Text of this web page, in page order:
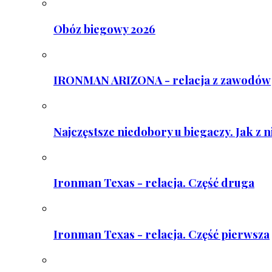
Obóz biegowy 2026
IRONMAN ARIZONA - relacja z zawodów
Najczęstsze niedobory u biegaczy. Jak z
Ironman Texas - relacja. Część druga
Ironman Texas - relacja. Część pierwsza